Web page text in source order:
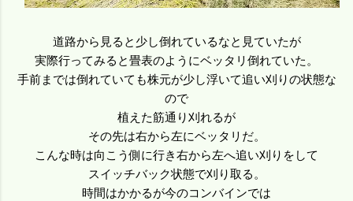
道路から見ると少し倒れているなと見ていたが
実際行ってみると畳表のようにベッタリ倒れていた。
手前までは倒れていても株元が少し浮いて追い刈りの状態な
ので
植えた筋通り刈れるが
その先は右から左にベッタリだ。
こんな時は向こう側に行き右から左へ追い刈りをして
スイッチバック状態で刈り取る。
時間はかかるが今のコンバインでは